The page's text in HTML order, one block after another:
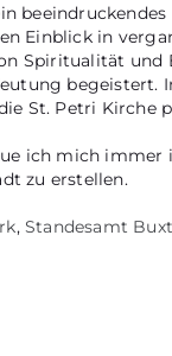
Einblick in
Spiritualität
begeistert.
St. Petri Kirche
ich mich immer
zu erstellen.
, Standesamt